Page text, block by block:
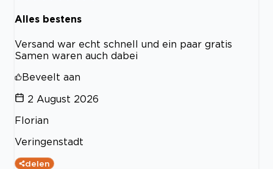
Alles bestens
Versand war echt schnell und ein paar gratis
Samen waren auch dabei
Beveelt aan
2 August 2026
Florian
Veringenstadt
delen